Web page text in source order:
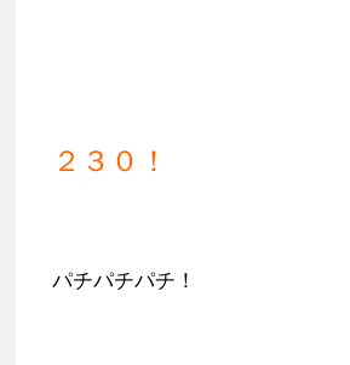
２３０！
パチパチパチ！